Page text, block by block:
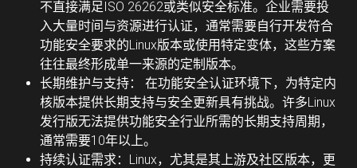
不直接满足ISO 26262或类似安全标准。企业需要投
入大量时间与资源进行认证，通常需要自行开发符合
功能安全要求的Linux版本或使用特定变体，这些方案
往往最终形成单一来源的定制版本。
长期维护与支持： 在功能安全认证环境下，为特定内
核版本提供长期支持与安全更新具有挑战。许多Linux
发行版无法提供功能安全行业所需的长期支持周期，
通常需要10年以上。
持续认证需求： Linux，尤其是其上游及社区版本，更